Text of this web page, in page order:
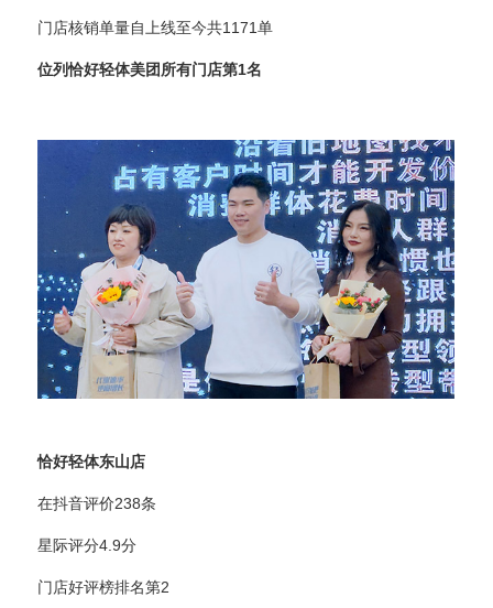
门店核销单量自上线至今共1171单
位列恰好轻体美团所有门店第1名
恰好轻体东山店
在抖音评价238条
星际评分4.9分
门店好评榜排名第2